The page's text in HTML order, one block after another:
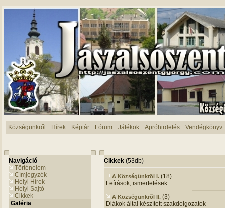
Községünkről Hírek Képtár Fórum Játékok Apróhirdetés Vendégkönyv
Navigáció
Történelem
Címjegyzék
Helyi Hírek
Helyi Sajtó
Cikkek
Galéria
Cikkek (53db)
A Községünkrõl I. (18)
Leírások, ismertetések
A Községünkrõl II. (3)
Diákok által készített szakdolgozatok